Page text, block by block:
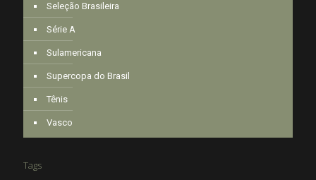
Seleção Brasileira
Série A
Sulamericana
Supercopa do Brasil
Tênis
Vasco
Tags